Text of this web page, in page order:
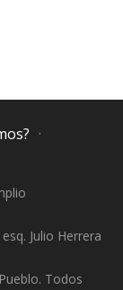
Julio Herrera
Todos